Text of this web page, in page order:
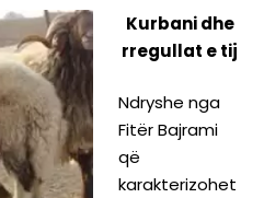
Kurbani dhe
rregullat e tij
Ndryshe nga
Fitër Bajrami
që
karakterizohet